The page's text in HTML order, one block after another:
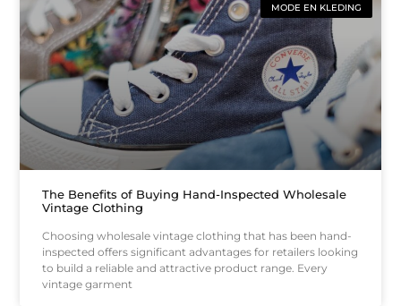
MODE EN KLEDING
The Benefits of Buying Hand-Inspected Wholesale
Vintage Clothing
Choosing wholesale vintage clothing that has been hand-
inspected offers significant advantages for retailers looking
to build a reliable and attractive product range. Every
vintage garment